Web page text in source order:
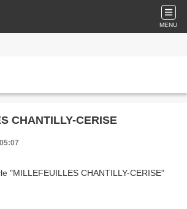
MENU
CHANTILLY-CERISE